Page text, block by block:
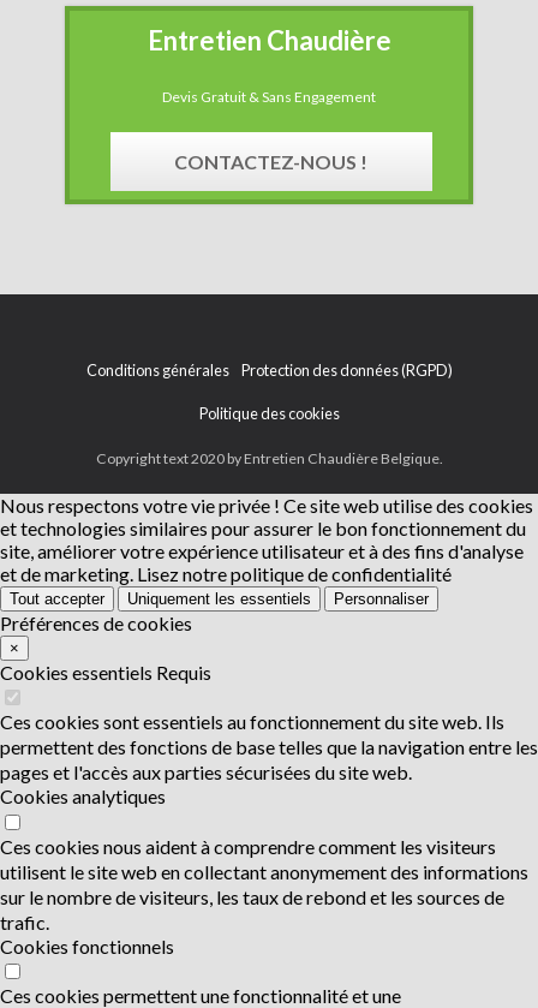
Entretien Chaudière
Devis Gratuit & Sans Engagement
CONTACTEZ-NOUS !
Conditions générales Protection des données (RGPD)
Politique des cookies
Copyright text 2020 by Entretien Chaudière Belgique.
Nous respectons votre vie privée ! Ce site web utilise des cookies
et technologies similaires pour assurer le bon fonctionnement du
site, améliorer votre expérience utilisateur et à des fins d'analyse
et de marketing. Lisez notre politique de confidentialité
Tout accepter Uniquement les essentiels Personnaliser
Préférences de cookies
×
Cookies essentiels Requis
Ces cookies sont essentiels au fonctionnement du site web. Ils
permettent des fonctions de base telles que la navigation entre les
pages et l'accès aux parties sécurisées du site web.
Cookies analytiques
Ces cookies nous aident à comprendre comment les visiteurs
utilisent le site web en collectant anonymement des informations
sur le nombre de visiteurs, les taux de rebond et les sources de
trafic.
Cookies fonctionnels
Ces cookies permettent une fonctionnalité et une